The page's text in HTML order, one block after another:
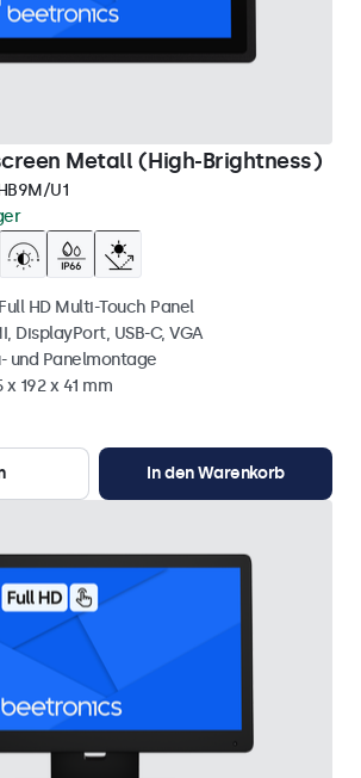
Metall (High-Brightness)
U1
HD Multi-Touch Panel
DisplayPort, USB-C, VGA
und Panelmontage
192 x 41 mm
In den Warenkorb